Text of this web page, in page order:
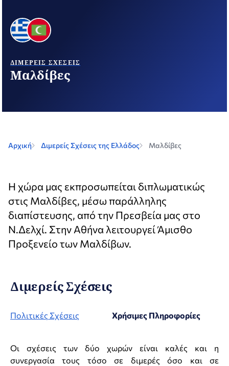
ΔΙΜΕΡΕΊΣ ΣΧΈΣΕΙΣ
Μαλδίβες
Αρχική Διμερείς Σχέσεις της Ελλάδος Μαλδίβες
Η χώρα μας εκπροσωπείται διπλωματικώς
στις Μαλδίβες, μέσω παράλληλης
διαπίστευσης, από την Πρεσβεία μας στο
Ν.Δελχί. Στην Αθήνα λειτουργεί Άμισθο
Προξενείο των Μαλδίβων.
Διμερείς Σχέσεις
Πολιτικές Σχέσεις Χρήσιμες Πληροφορίες
Οι σχέσεις των δύο χωρών είναι καλές και η
συνεργασία τους τόσο σε διμερές όσο και σε